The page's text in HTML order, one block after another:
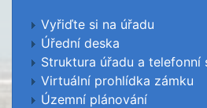
Vyřiďte si na úřadu
Úřední deska
Struktura úřadu a telefonní
Virtuální prohlídka zámku
Územní plánování